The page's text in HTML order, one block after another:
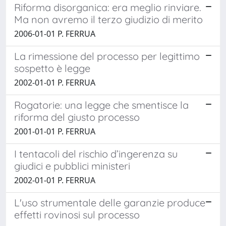
Riforma disorganica: era meglio rinviare.
Ma non avremo il terzo giudizio di merito
2006-01-01 P. FERRUA
La rimessione del processo per legittimo
sospetto è legge
2002-01-01 P. FERRUA
Rogatorie: una legge che smentisce la
riforma del giusto processo
2001-01-01 P. FERRUA
I tentacoli del rischio d’ingerenza su
giudici e pubblici ministeri
2002-01-01 P. FERRUA
L'uso strumentale delle garanzie produce
effetti rovinosi sul processo